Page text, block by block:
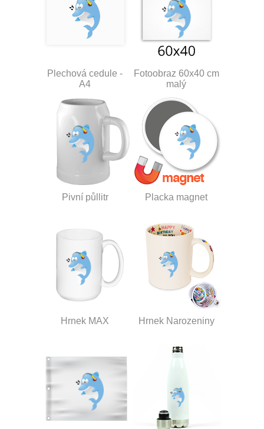
Plechová cedule -
A4
Fotoobraz 60x40 cm
malý
Pivní půllitr Placka magnet
Hrnek MAX Hrnek Narozeniny